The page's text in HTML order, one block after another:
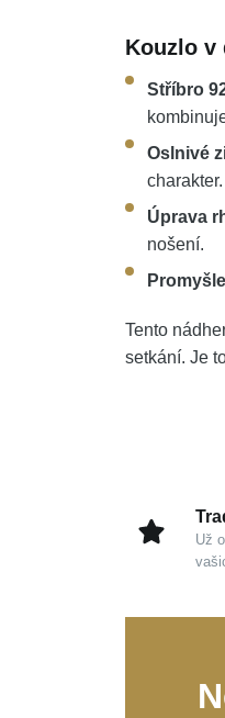
Kouzlo v
Stříbro
Oslnivé
charakter.
Úprava
nošení.
Tento
setkání. Je
Už